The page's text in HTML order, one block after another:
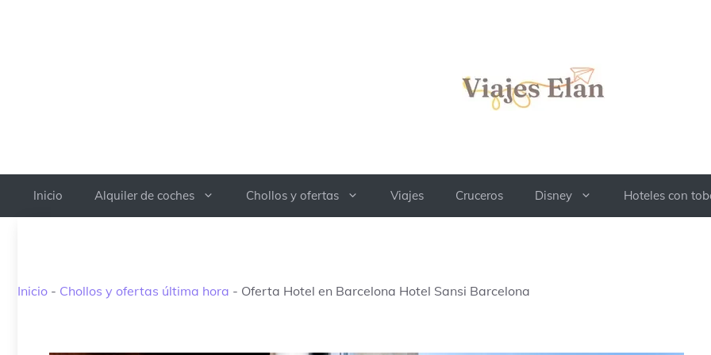
Inicio Alquiler de coches Chollos y ofertas Viajes Cruceros Disney Hoteles con
Inicio - Chollos y ofertas última hora - Oferta Hotel en Barcelona Hotel Sansi Barcelona